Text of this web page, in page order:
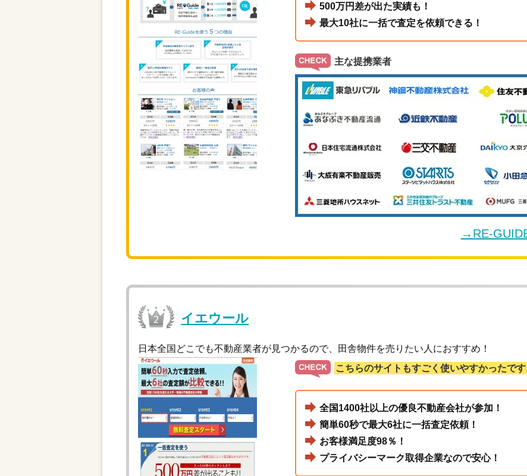
500万円差が出た実績も！
最大10社に一括で査定を依頼できる！
主な提携業者
→RE-
イエウール
日本全国どこでも不動産業者が見つかるので、田舎物件を売りたい人におすすめ！
こちらのサイトもすごく使いやすかったです
全国1400社以上の優良不動産会社が参加！
簡単60秒で最大6社に一括査定依頼！
お客様満足度98％！
プライバシーマーク取得企業なので安心！